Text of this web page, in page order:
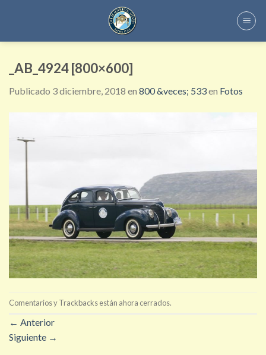
_AB_4924 [800×600]
Publicado 3 diciembre, 2018 en 800 &veces; 533en Fotos
Comentarios y Trackbacks están ahora cerrados.
← Anterior
Siguiente →